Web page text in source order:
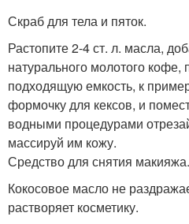
Скраб для тела и пяток.
Растопите 2-4 ст. л. масла,
натурального молотого кофе,
подходящую емкость, к
формочку для кексов, и
водными процедурами
массируй им кожу.
Средство для снятия макияжа.
Кокосовое масло не
растворяет косметику.